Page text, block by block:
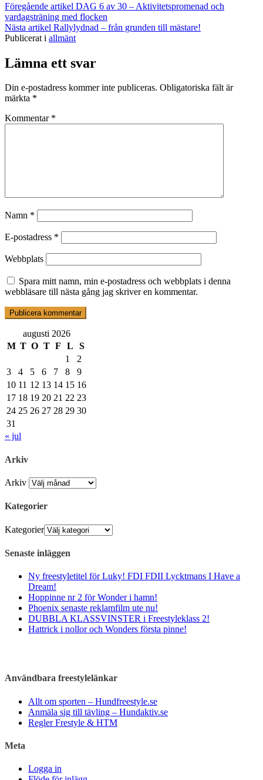
Föregående artikel DAG 6 av 30 – Aktivitetspromenad och
vardagsträning med flocken
Nästa artikel Rallylydnad – från grunden till mästare!
Publicerat i allmänt
Lämna ett svar
Din e-postadress kommer inte publiceras. Obligatoriska fält är
märkta *
Kommentar *
Namn *
E-postadress *
Webbplats
Spara mitt namn, min e-postadress och webbplats i denna
webbläsare till nästa gång jag skriver en kommentar.
augusti 2026
M T O T F L
S
1
2
3
4 5 6 7 8
9
10 11 12 13 14 15 16
17 18 19 20 21 22 23
24 25 26 27 28 29 30
31
« jul
Arkiv
Arkiv
Kategorier
Kategorier
Senaste inläggen
Ny freestyletitel för Luky! FDI FDII Lycktmans I Have a
Dream!
Hoppinne nr 2 för Wonder i hamn!
Phoenix senaste reklamfilm ute nu!
DUBBLA KLASSVINSTER i Freestyleklass 2!
Hattrick i nollor och Wonders första pinne!
Användbara freestylelänkar
Allt om sporten – Hundfreestyle.se
Anmäla sig till tävling – Hundaktiv.se
Regler Frestyle & HTM
Meta
Logga in